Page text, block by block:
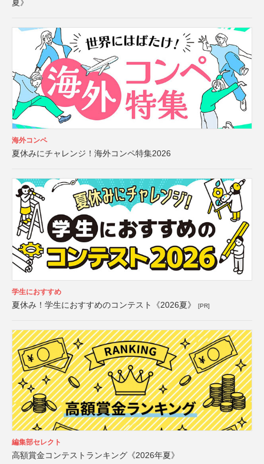
夏》
海外コンペ
夏休みにチャレンジ！海外コンペ特集2026
学生におすすめ
夏休み！学生におすすめのコンテスト《2026夏》 [PR]
編集部セレクト
高額賞金コンテストランキング《2026年夏》